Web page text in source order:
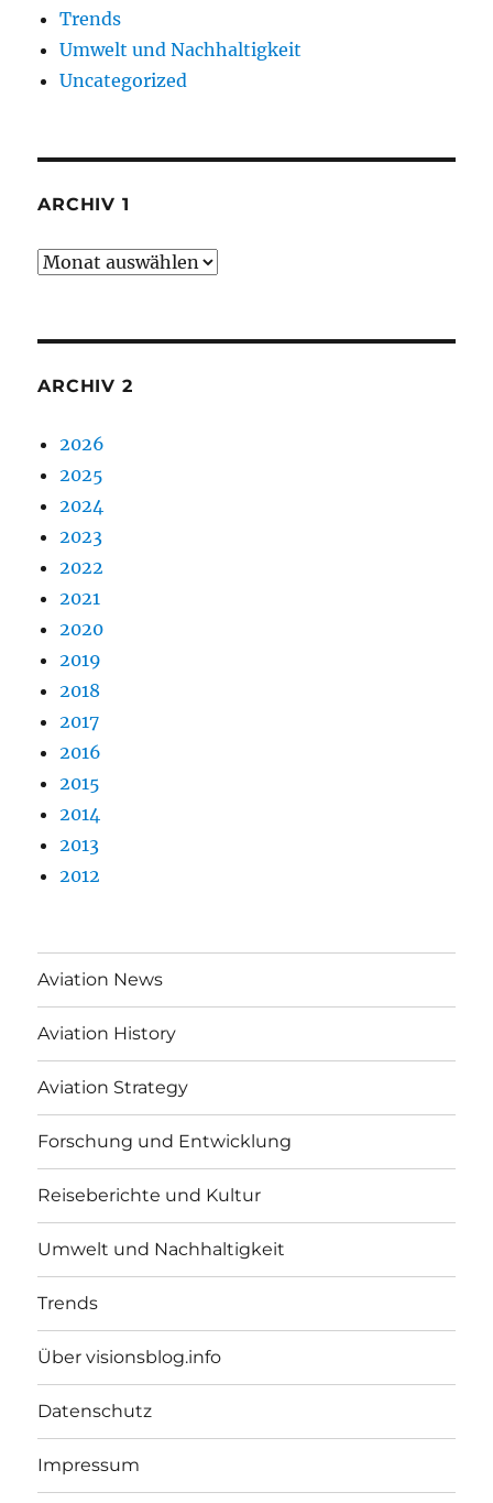
Trends
Umwelt und Nachhaltigkeit
Uncategorized
ARCHIV 1
Archiv
ARCHIV 2
2026
2025
2024
2023
2022
2021
2020
2019
2018
2017
2016
2015
2014
2013
2012
Aviation News
Aviation History
Aviation Strategy
Forschung und Entwicklung
Reiseberichte und Kultur
Umwelt und Nachhaltigkeit
Trends
Über visionsblog.info
Datenschutz
Impressum